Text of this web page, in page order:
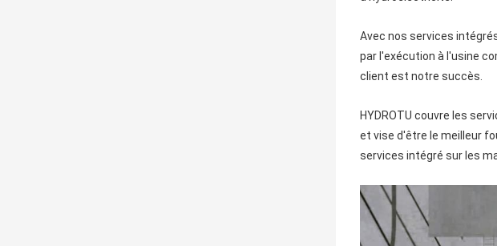
Avec nos services
par l'exécution à l'usine
client est notre succès.
HYDROTU couvre les
et vise d'être le meilleur
services intégré sur les